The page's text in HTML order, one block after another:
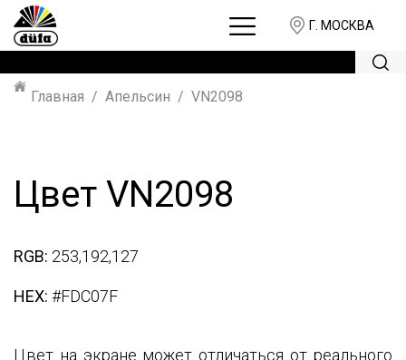
Г. МОСКВА
Главная Апельсин VN2098
Цвет VN2098
RGB: 253,192,127
HEX: #FDC07F
Цвет на экране может отличаться от реального